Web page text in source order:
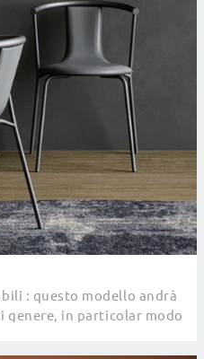
: questo modello andrà
genere, in particolar modo